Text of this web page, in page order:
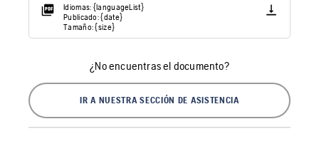
Idiomas: {languageList}
Publicado: {date}
Tamaño: {size}
¿No encuentras el documento?
IR A NUESTRA SECCIÓN DE ASISTENCIA